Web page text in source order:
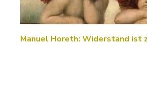
Manuel Horeth: Widerstand ist